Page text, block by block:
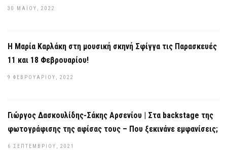
30 ΜΑΪ́ΟΥ, 2022
Η Μαρία Καρλάκη στη μουσική σκηνή Σφίγγα τις Παρασκευές
11 και 18 Φεβρουαρίου!
9 ΦΕΒΡΟΥΑΡΊΟΥ, 2022
Γιώργος Δασκουλίδης-Σάκης Αρσενίου | Στα backstage της
φωτογράφισης της αφίσας τους – Που ξεκινάνε εμφανίσεις;
6 ΣΕΠΤΕΜΒΡΊΟΥ, 2021